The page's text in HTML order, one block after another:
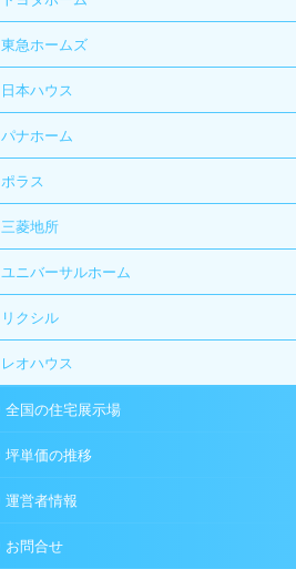
東急ホームズ
日本ハウス
パナホーム
ポラス
三菱地所
ユニバーサルホーム
リクシル
レオハウス
全国の住宅展示場
坪単価の推移
運営者情報
お問合せ